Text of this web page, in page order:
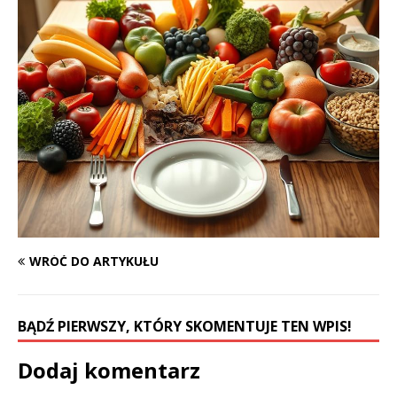
WRÓĆ DO ARTYKUŁU
BĄDŹ PIERWSZY, KTÓRY SKOMENTUJE TEN WPIS!
Dodaj komentarz